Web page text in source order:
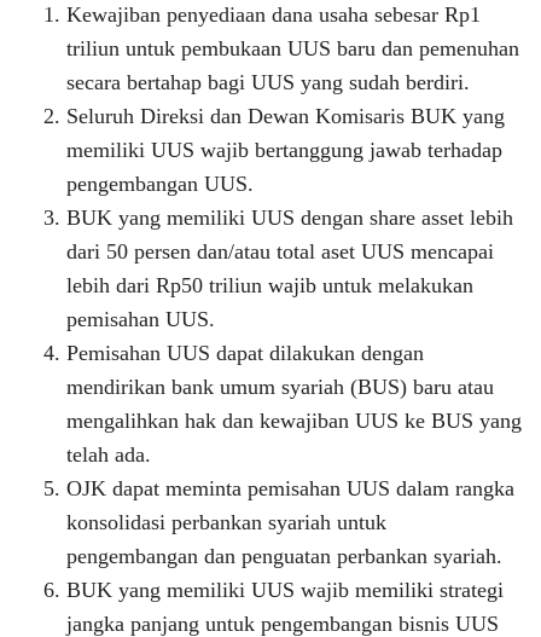
Kewajiban penyediaan dana usaha sebesar Rp1
triliun untuk pembukaan UUS baru dan pemenuhan
secara bertahap bagi UUS yang sudah berdiri.
Seluruh Direksi dan Dewan Komisaris BUK yang
memiliki UUS wajib bertanggung jawab terhadap
pengembangan UUS.
BUK yang memiliki UUS dengan share asset lebih
dari 50 persen dan/atau total aset UUS mencapai
lebih dari Rp50 triliun wajib untuk melakukan
pemisahan UUS.
Pemisahan UUS dapat dilakukan dengan
mendirikan bank umum syariah (BUS) baru atau
mengalihkan hak dan kewajiban UUS ke BUS yang
telah ada.
OJK dapat meminta pemisahan UUS dalam rangka
konsolidasi perbankan syariah untuk
pengembangan dan penguatan perbankan syariah.
BUK yang memiliki UUS wajib memiliki strategi
jangka panjang untuk pengembangan bisnis UUS